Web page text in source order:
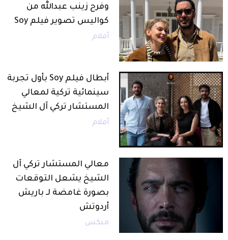
وفرح زينب عبدالله من
كواليس تصوير فيلم Soy
أفلام
أبطال فيلم Soy بأول تجربة
سينمائية تركية لمعالي
المستشار تركي آل الشيخ
أفلام
معالي المستشار تركي آل
الشيخ يشعل التوقعات
بصورة غامضة لـ باريش
أردوتش
ميكس